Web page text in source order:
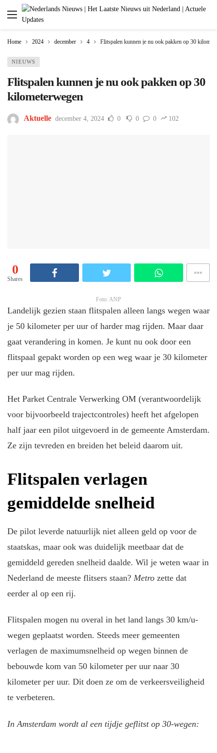
Home 2024 december 4 Flitspalen kunnen je nu ook pakken op 30
NIEUWS
Flitspalen kunnen je nu ook pakken op 30
kilometerwegen
Aktuelle december 4, 2024 0 0 0 102
0
Shares
Foto: ANP
Landelijk gezien staan flitspalen alleen langs wegen waar
je 50 kilometer per uur of harder mag rijden. Maar daar
gaat verandering in komen. Je kunt nu ook door een
flitspaal gepakt worden op een weg waar je 30 kilometer
per uur mag rijden.
Het Parket Centrale Verwerking OM (verantwoordelijk
voor bijvoorbeeld trajectcontroles) heeft het afgelopen
half jaar een pilot uitgevoerd in de gemeente Amsterdam.
Ze zijn tevreden en breiden het beleid daarom uit.
Flitspalen verlagen
gemiddelde snelheid
De pilot leverde natuurlijk niet alleen geld op voor de
staatskas, maar ook was duidelijk meetbaar dat de
gemiddeld gereden snelheid daalde. Wil je weten waar in
Nederland de meeste flitsers staan? Metro zette dat
eerder al op een rij.
Flitspalen mogen nu overal in het land langs 30 km/u-
wegen geplaatst worden. Steeds meer gemeenten
verlagen de maximumsnelheid op wegen binnen de
bebouwde kom van 50 kilometer per uur naar 30
kilometer per uur. Dit doen ze om de verkeersveiligheid
te verbeteren.
In Amsterdam wordt al een tijdje geflitst op 30-wegen: